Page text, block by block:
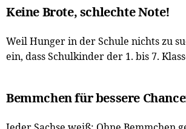
Keine Brote, schlechte Note!
Weil Hunger in der Schule nichts zu
ein, dass Schulkinder der 1. bis 7.
Bemmchen für bessere